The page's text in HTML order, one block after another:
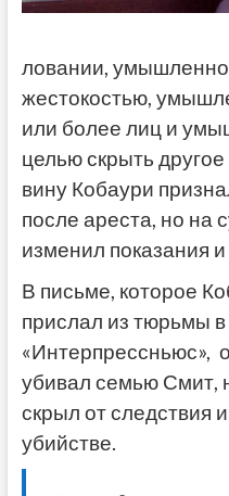
ловании,
жестокостью,
или более лиц и
целью скрыть
вину Кобаури
после ареста, но на
изменил показания
В письме, которое
прислал из тюрьмы в
«Интерпрессньюс»,
убивал семью Смит,
скрыл от следствия
убийстве.